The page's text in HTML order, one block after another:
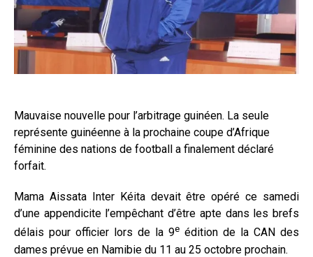
Mauvaise nouvelle pour l’arbitrage guinéen. La seule
représente guinéenne à la prochaine coupe d’Afrique
féminine des nations de football a finalement déclaré
forfait.
Mama Aissata Inter Kéita devait être opéré ce samedi
d’une appendicite l’empêchant d’être apte dans les brefs
délais pour officier lors de la 9e édition de la CAN des
dames prévue en Namibie du 11 au 25 octobre prochain.